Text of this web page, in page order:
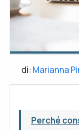
di: Marianna
Perché